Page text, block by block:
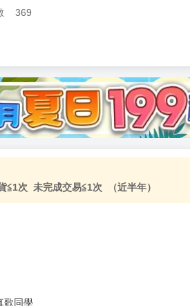
369
≦1次 未完成交易≦1次 （近半年）
歌同學